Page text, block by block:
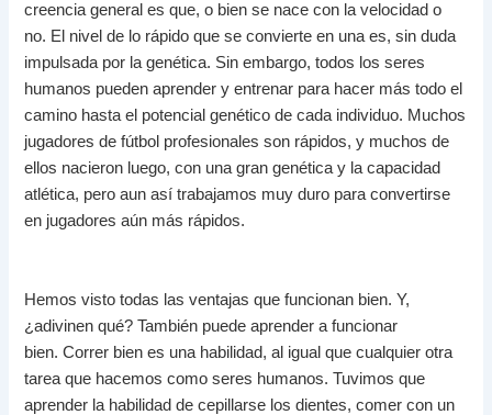
creencia general es que, o bien se nace con la velocidad o
no. El nivel de lo rápido que se convierte en una es, sin duda
impulsada por la genética. Sin embargo, todos los seres
humanos pueden aprender y entrenar para hacer más todo el
camino hasta el potencial genético de cada individuo. Muchos
jugadores de fútbol profesionales son rápidos, y muchos de
ellos nacieron luego, con una gran genética y la capacidad
atlética, pero aun así trabajamos muy duro para convertirse
en jugadores aún más rápidos.
Hemos visto todas las ventajas que funcionan bien. Y,
¿adivinen qué? También puede aprender a funcionar
bien. Correr bien es una habilidad, al igual que cualquier otra
tarea que hacemos como seres humanos. Tuvimos que
aprender la habilidad de cepillarse los dientes, comer con un